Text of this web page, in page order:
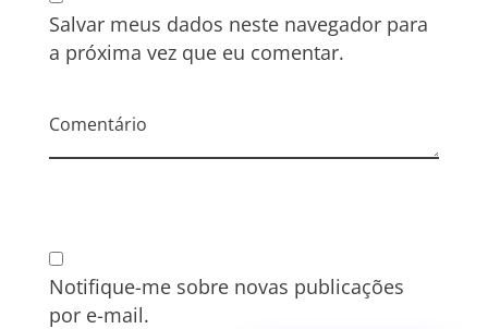
Salvar meus dados neste navegador para
a próxima vez que eu comentar.
Comentário
Notifique-me sobre novas publicações
por e-mail.